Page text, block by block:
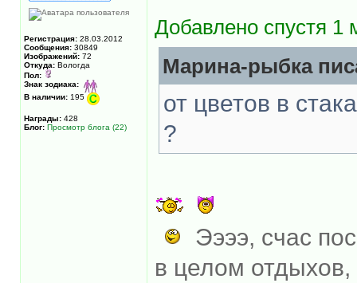
Регистрация: 28.03.2012
Сообщения: 30849
Изображений: 72
Откуда: Вологда
Пол:
Знак зодиака:
В наличии: 195
Награды: 428
Блог: Просмотр блога (22)
Добавлено спустя 1
Марина-рыбка
от цветов в
?
Ээээ, счас
в целом отдыхов,